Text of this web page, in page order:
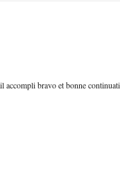
bravo et bonne